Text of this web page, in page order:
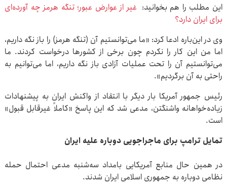
این مطلب را هم بخوانید: غیر از عوارض عبور؛ تنگه هرمز چه آورده‌ای
برای ایران دارد؟
وی در این‌باره ادعا کرد: «ما می‌توانستیم آن (تنگه هرمز) را باز نگه داریم،
اما من این کار را نکردم چون برخی از کشورها درخواست کردند. ما
می‌توانستیم آن را تحت عملیات آزادی باز نگه داریم، اما می‌توانیم به
راحتی به آن برگردیم».
رئیس جمهور آمریکا بار دیگر با انتقاد از واکنش ایران به پیشنهادات
زیاده‌خواهانه واشنگتن، مدعی شد که این پاسخ «کاملاً غیرقابل قبول»
است.
تمایل ترامپ برای ماجراجویی دوباره علیه ایران
در همین حال منابع آمریکایی بامداد سه‌شنبه مدعی احتمال حمله
نظامی دوباره به جمهوری اسلامی ایران شدند.